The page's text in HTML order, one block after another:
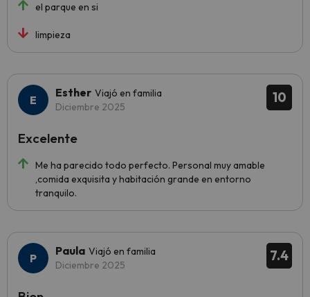
el parque en si
limpieza
10
Esther Viajó en familia
Diciembre 2025
Me ha parecido todo perfecto. Personal muy amable
,comida exquisita y habitación grande en entorno
tranquilo.
Excelente
7.4
Paula Viajó en familia
Diciembre 2025